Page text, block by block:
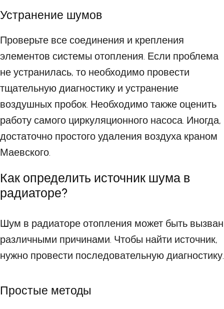
Устранение шумов
Проверьте все соединения и крепления
элементов системы отопления. Если проблема
не устранилась, то необходимо провести
тщательную диагностику и устранение
воздушных пробок. Необходимо также оценить
работу самого циркуляционного насоса. Иногда,
достаточно простого удаления воздуха краном
Маевского.
Как определить источник шума в
радиаторе?
Шум в радиаторе отопления может быть вызван
различными причинами. Чтобы найти источник,
нужно провести последовательную диагностику.
Простые методы